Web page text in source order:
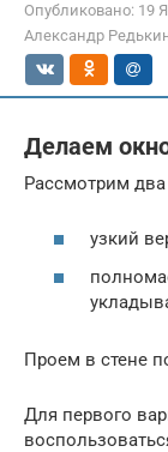
Опубликовано: 19
Александр
Делаем
Рассмотрим
узкий
Проем в стене
Для первого